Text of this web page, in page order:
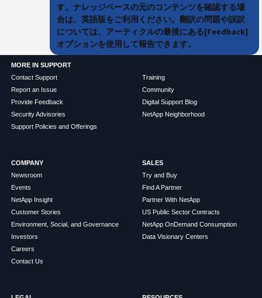
す。ナレッジベースの元のコンテンツを確認する場
合は、英語版をご利用ください。翻訳の問題や誤訳
については、アーティクルの最後にある[Feedback]
オプションを使用して報告できます。
MORE IN SUPPORT
Contact Support
Report an Issue
Provide Feedback
Security Advisories
Support Policies and Offerings
Training
Community
Digital Support Blog
NetApp Neighborhood
COMPANY
Newsroom
Events
NetApp Insight
Customer Stories
Environment, Social, and Governance
Investors
Careers
Contact Us
SALES
Try and Buy
Find A Partner
Partner With NetApp
US Public Sector Contracts
NetApp OnDemand Consumption
Data Visionary Centers